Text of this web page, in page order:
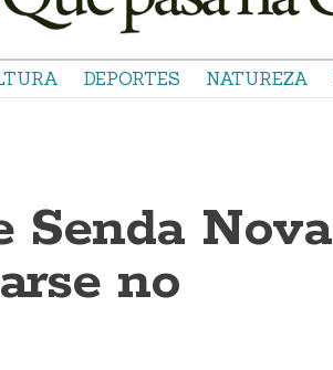
DEPORTES NATUREZA
Senda Nova
no